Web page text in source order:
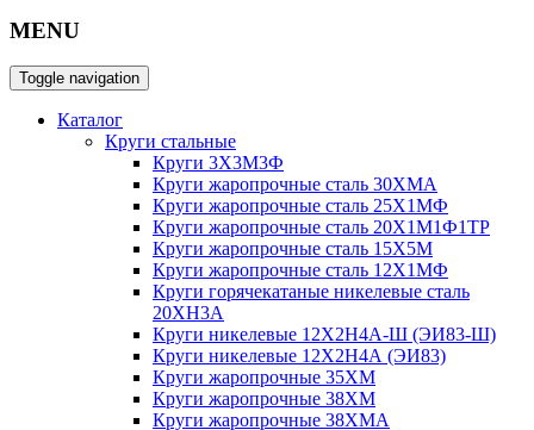
MENU
Toggle navigation
Каталог
Круги стальные
Круги 3Х3М3Ф
Круги жаропрочные сталь 30ХМА
Круги жаропрочные сталь 25Х1МФ
Круги жаропрочные сталь 20Х1М1Ф1ТР
Круги жаропрочные сталь 15Х5М
Круги жаропрочные сталь 12Х1МФ
Круги горячекатаные никелевые сталь
20ХН3А
Круги никелевые 12Х2Н4А-Ш (ЭИ83-Ш)
Круги никелевые 12Х2Н4А (ЭИ83)
Круги жаропрочные 35ХМ
Круги жаропрочные 38ХМ
Круги жаропрочные 38ХМА